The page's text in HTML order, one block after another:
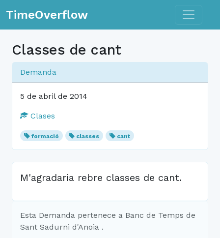
TimeOverflow Toggle
Classes de cant
Demanda
5 de abril de 2014
Clases
formació classes cant
M'agradaria rebre classes de cant.
Esta Demanda pertenece a Banc de Temps de
Sant Sadurni d'Anoia .